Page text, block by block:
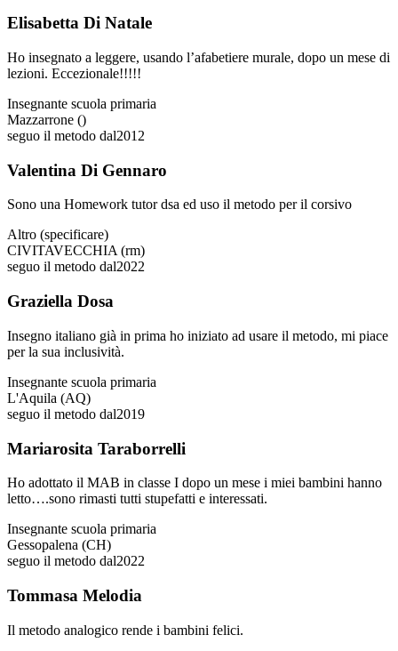
Elisabetta Di Natale
Ho insegnato a leggere, usando l’afabetiere murale, dopo un mese di
lezioni. Eccezionale!!!!!
Insegnante scuola primaria
Mazzarrone ()
seguo il metodo dal2012
Valentina Di Gennaro
Sono una Homework tutor dsa ed uso il metodo per il corsivo
Altro (specificare)
CIVITAVECCHIA (rm)
seguo il metodo dal2022
Graziella Dosa
Insegno italiano già in prima ho iniziato ad usare il metodo, mi piace
per la sua inclusività.
Insegnante scuola primaria
L'Aquila (AQ)
seguo il metodo dal2019
Mariarosita Taraborrelli
Ho adottato il MAB in classe I dopo un mese i miei bambini hanno
letto….sono rimasti tutti stupefatti e interessati.
Insegnante scuola primaria
Gessopalena (CH)
seguo il metodo dal2022
Tommasa Melodia
Il metodo analogico rende i bambini felici.